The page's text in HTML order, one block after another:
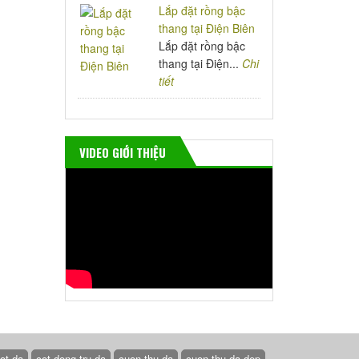
Lắp đặt rồng bậc
thang tại Điện Biên
Lắp đặt rồng bậc
thang tại Điện... Chi
tiết
VIDEO GIỚI THIỆU